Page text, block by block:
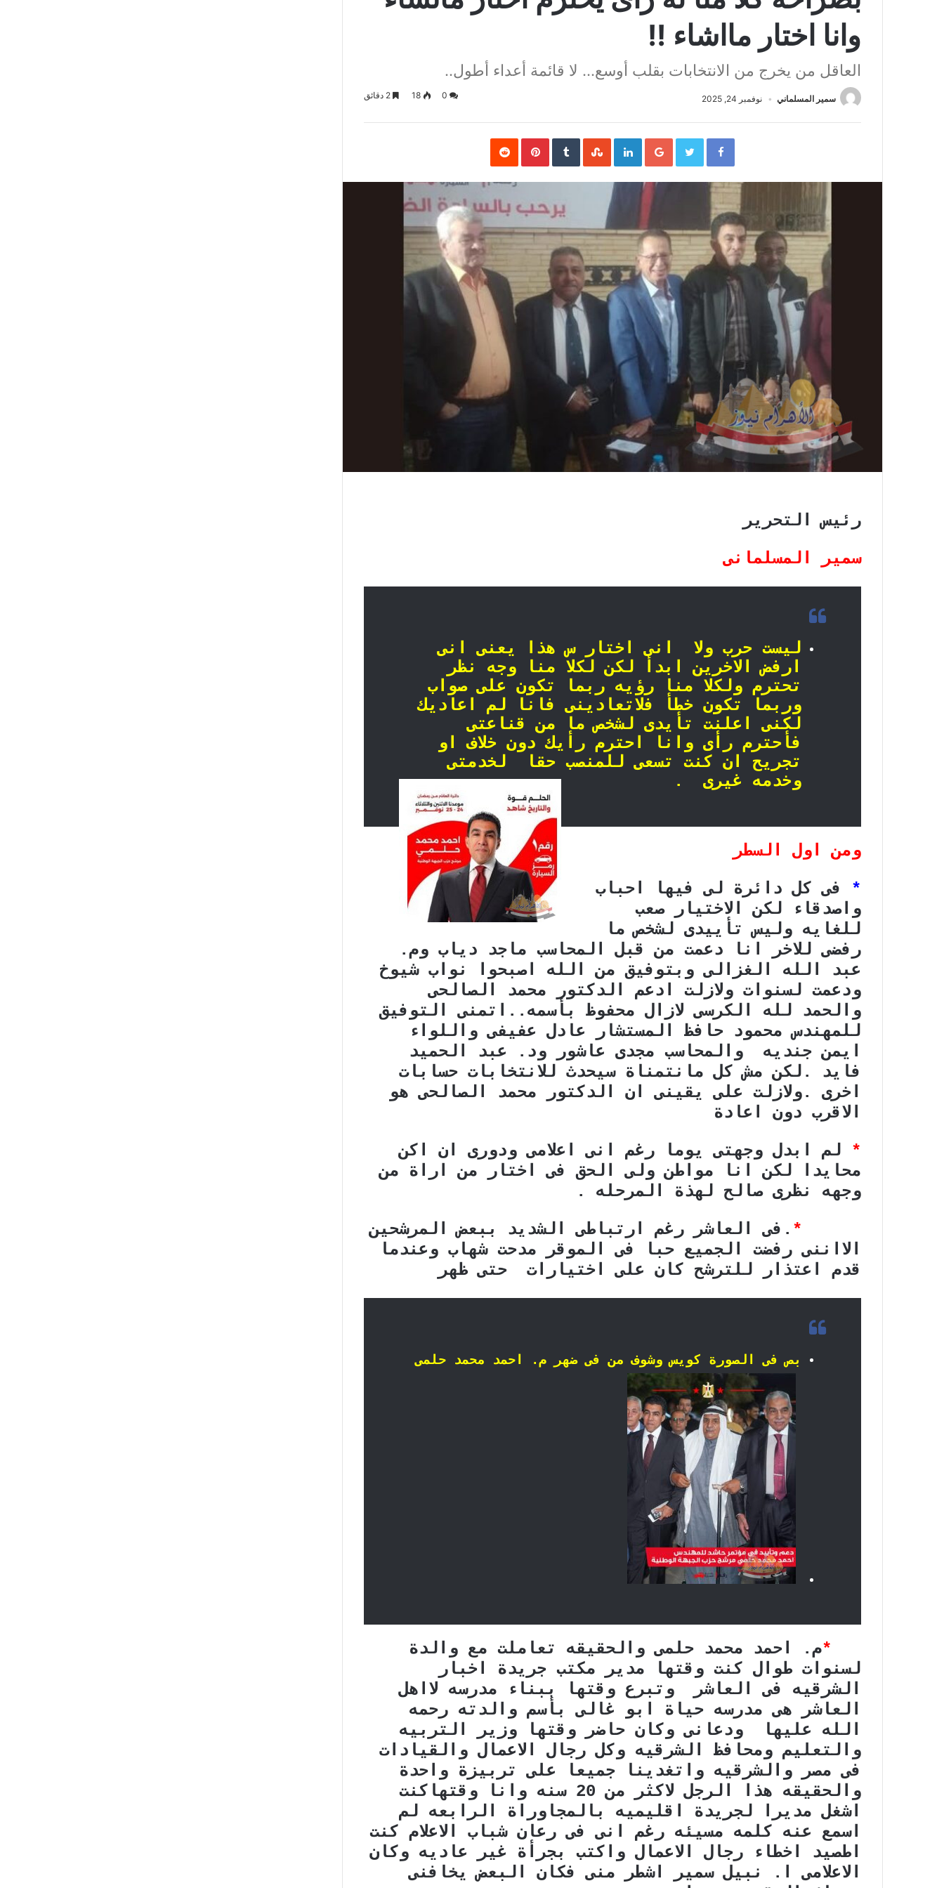
وانا اختار مااشاء !!
العاقل من يخرج من الانتخابات بقلب أوسع… لا قائمة أعداء أطول..
سمير المسلماني نوفمبر 24, 2025 18
Facebook
Twitter
Google+
LinkedIn
Pinterest
رئيس التحرير
سمير المسلمانى
ليست حرب ولا انى اختار س هذا يعنى انى
ارفض الاخرين ابدأ لكن لكلا منا وجه نظر
تحترم ولكلا منا رؤيه ربما تكون على صواب
وربما تكون خطأ فلاتعادينى فانا لم اعاديك
لكنى اعلنت تأيدى لشخص ما من قناعتى
فأحترم رأى وانا احترم رأيك دون خلاف او
تجريح ان كنت تسعى للمنصب حقا لخدمتى
وخدمه غيرى .
ومن اول السطر
* فى كل دائرة لى فيها احباب
واصدقاء لكن الاختيار صعب
للغايه وليس تأييدى لشخص ما
رفضى للاخر انا دعمت من قبل المحاسب ماجد دياب وم.
عبد الله الغزالى وبتوفيق من الله اصبحوا نواب شيوخ
ودعمت لسنوات ولازلت ادعم الدكتور محمد الصالحى
والحمد لله الكرسى لازال محفوظ بأسمه..اتمنى التوفيق
للمهندس محمود حافظ المستشار عادل عفيفى واللواء
ايمن جنديه والمحاسب مجدى عاشور ود. عبد الحميد
فايد .لكن مش كل مانتمناة سيحدث للانتخابات حسابات
اخرى .ولازلت على يقينى ان الدكتور محمد الصالحى هو
الاقرب دون اعادة
* لم ابدل وجهتى يوما رغم انى اعلامى ودورى ان اكن
محايدا لكن انا مواطن ولى الحق فى اختار من اراة من
وجهه نظرى صالح لهذة المرحله .
* .فى العاشر رغم ارتباطى الشديد ببعض المرشحين
الااننى رفضت الجميع حبا فى الموقر مدحت شهاب وعندما
قدم اعتذار للترشح كان على اختيارات حتى ظهر
بص فى الصورة كويس وشوف من فى ضهر م. احمد محمد حلمى
*م. احمد محمد حلمى والحقيقه تعاملت مع والدة
لسنوات طوال كنت وقتها مدير مكتب جريدة اخبار
الشرقيه فى العاشر وتبرع وقتها ببناء مدرسه لااهل
العاشر هى مدرسه حياة ابو غالى بأسم والدته رحمه
الله عليها ودعانى وكان حاضر وقتها وزير التربيه
والتعليم ومحافظ الشرقيه وكل رجال الاعمال والقيادات
فى مصر والشرقيه واتغدينا جميعا على تربيزة واحدة
والحقيقه هذا الرجل لاكثر من 20 سنه وانا وقتهاكنت
اشغل مديرا لجريدة اقليميه بالمجاوراة الرابعه لم
اسمع عنه كلمه مسيئه رغم انى فى رعان شباب الاعلام كنت
اطصيد اخطاء رجال الاعمال واكتب بجرأة غير عاديه وكان
الاعلامى ا. نبيل سمير اشطر منى فكان البعض يخافنى